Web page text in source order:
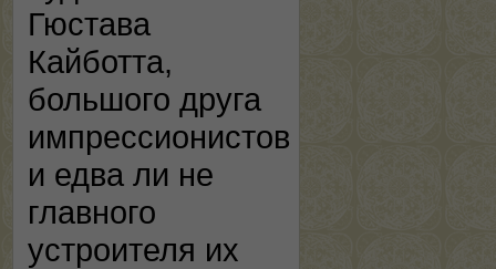
Гюстава
Кайботта,
большого друга
импрессионистов
и едва ли не
главного
устроителя их